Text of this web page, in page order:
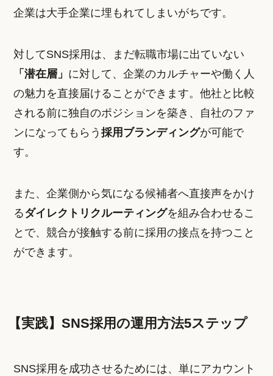
企業は大手企業に埋もれてしまいがちです。
対してSNS採用は、まだ転職市場に出ていない
「潜在層」 に対して、企業のカルチャーや働く人
の魅力を直接届けることができます。他社と比較
される前に独自のポジションを築き、自社のファ
ンになってもらう採用ブランディングが可能で
す。
また、企業側から気になる候補者へ直接声をかけ
るダイレクトリクルーティングを組み合わせるこ
とで、競合が接触する前に採用の接点を持つこと
ができます。
【実践】SNS採用の運用方法5ステップ
SNS採用を成功させるためには、単にアカウント